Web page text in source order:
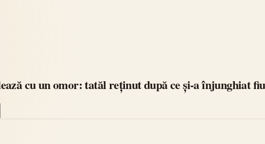
cu un omor: tatăl reținut după ce și-a înjunghiat